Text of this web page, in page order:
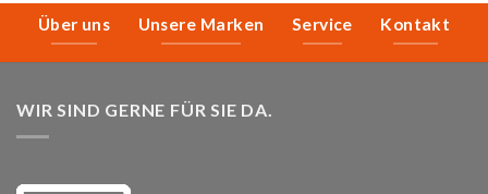
Über uns Unsere Marken Service Kontakt
WIR SIND GERNE FÜR SIE DA.